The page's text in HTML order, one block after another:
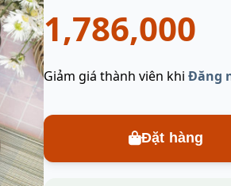
1,786,000
Giảm giá thành viên khi Đăng
Đặt hàng